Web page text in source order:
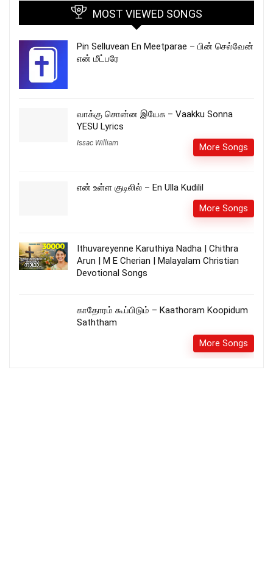
MOST VIEWED SONGS
Pin Selluvean En Meetparae – பின் செல்வேன்
என் மீட்பரே
வாக்கு சொன்ன இயேசு – Vaakku Sonna
YESU Lyrics
Issac William More Songs
என் உள்ள குடிலில் – En Ulla Kudilil
More Songs
Ithuvareyenne Karuthiya Nadha | Chithra
Arun | M E Cherian | Malayalam Christian
Devotional Songs
காதோரம் கூப்பிடும் – Kaathoram Koopidum
Saththam
More Songs